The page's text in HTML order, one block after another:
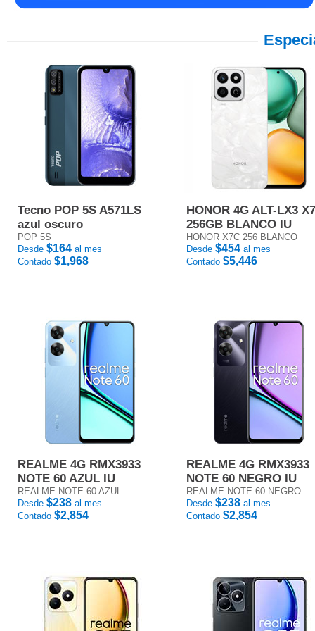
Tecno POP 5S A571LS
azul oscuro
POP 5S
Desde $164 al mes
Contado $1,968
HONOR 4G ALT-LX3
256GB BLANCO IU
HONOR X7C 256 BLANCO
Desde $454 al mes
Contado $5,446
REALME 4G RMX3933
NOTE 60 AZUL IU
REALME NOTE 60 AZUL
Desde $238 al mes
Contado $2,854
REALME 4G RMX3933
NOTE 60 NEGRO IU
REALME NOTE 60 NEGRO
Desde $238 al mes
Contado $2,854